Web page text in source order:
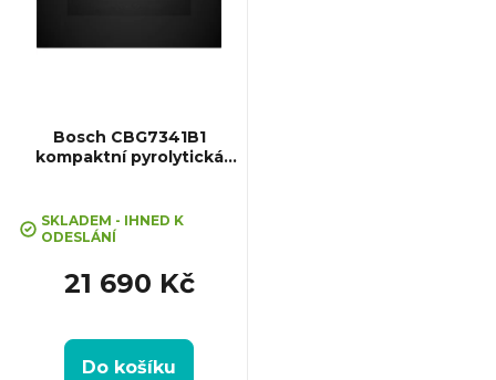
p
o
Bosch CBG7341B1
kompaktní pyrolytická
SKLADEM - IHNED K
ODESLÁNÍ
21 690 Kč
Do košíku